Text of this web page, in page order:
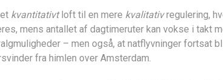
kvantitativtloft til en mere kvalitativregulering,
mens antallet af dagtimeruter kan vokse i takt
– men også, at natflyvninger fortsat
fra himlen over Amsterdam.